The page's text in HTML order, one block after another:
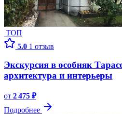
ТОП
5.0 1 отзыв
Экскурсия в особняк
архитектура и интерьеры
от 2 475 ₽
Подробнее